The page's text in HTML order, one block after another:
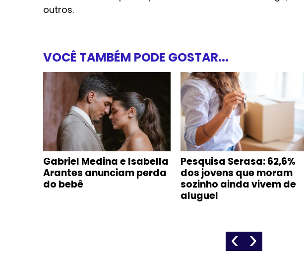
outros.
VOCÊ TAMBÉM PODE GOSTAR...
Gabriel Medina e Isabella
Arantes anunciam perda
do bebê
Pesquisa Serasa: 62,6%
dos jovens que moram
sozinho ainda vivem de
aluguel
‹ ›